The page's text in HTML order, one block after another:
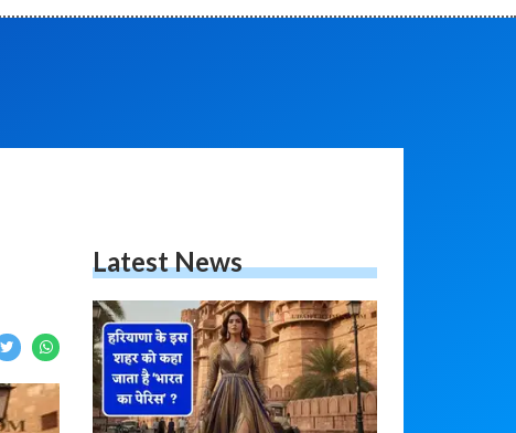
Latest News